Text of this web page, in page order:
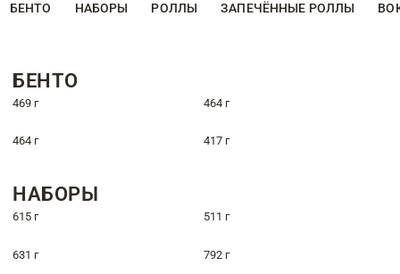
БЕНТО НАБОРЫ РОЛЛЫ ЗАПЕЧЁННЫЕ РОЛЛЫ
БЕНТО
469 г 464 г
464 г 417 г
НАБОРЫ
615 г 511 г
631 г 792 г